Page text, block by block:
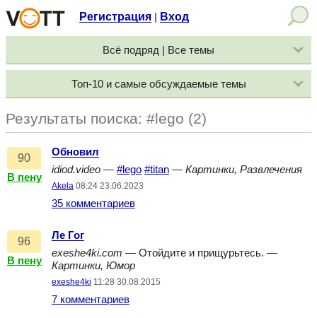
Регистрация Вход
Всё подряд | Все темы
Топ-10 и самые обсуждаемые темы
Результаты поиска: #lego (2)
90
В пену
Обновил
idiod.video — #lego #titan — Картинки, Развлечения
Akela 08:24 23.06.2023
35 комментариев
96
В пену
Ле Гог
exeshe4ki.com — Отойдите и прищурьтесь. —
Картинки, Юмор
exeshe4ki 11:28 30.08.2015
7 комментариев